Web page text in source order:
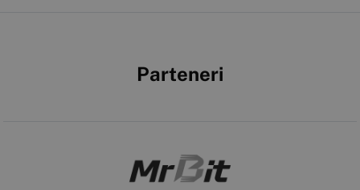
Parteneri